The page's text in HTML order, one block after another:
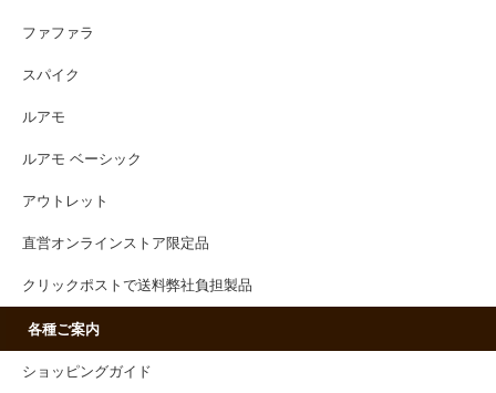
ファファラ
スパイク
ルアモ
ルアモ ベーシック
アウトレット
直営オンラインストア限定品
クリックポストで送料弊社負担製品
各種ご案内
ショッピングガイド